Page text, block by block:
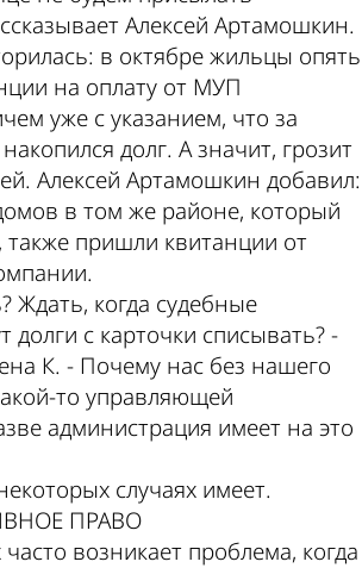
Алексей Артамошкин.
в октябре жильцы опять
на оплату от МУП
уже с указанием, что за
долг. А значит, грозит
Алексей Артамошкин добавил:
в том же районе, который
также пришли квитанции от
Ждать, когда судебные
долги с карточки списывать? -
К. - Почему нас без нашего
то управляющей
администрация имеет на это
случаях имеет.
ПРАВО
возникает проблема, когда